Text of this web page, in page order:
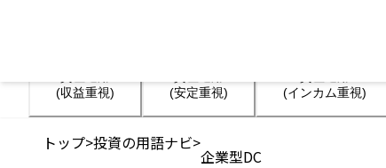
(収益重視)
(安定重視)
(インカム重視)
トップ>投資の用語ナビ>
企業型DC